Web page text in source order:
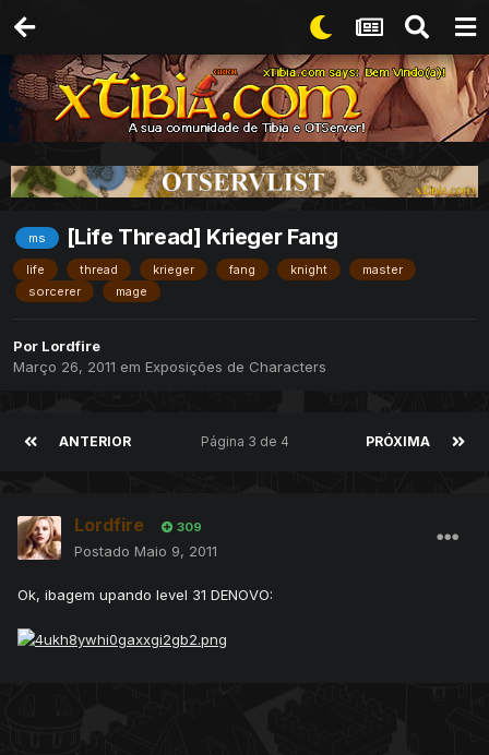
ms [Life Thread] Krieger Fang
life thread krieger fang knight
master
sorcerer
mage
Por Lordfire
Março 26, 2011 em Exposições de Characters
ANTERIOR PRÓXIMA
Página 3 de 4
Lordfire 309
Postado Maio 9, 2011
Ok, ibagem upando level 31 DENOVO: